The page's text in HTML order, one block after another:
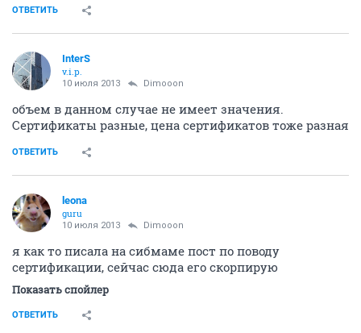
ОТВЕТИТЬ
InterS
v.i.p.
10 июля 2013 Dimooon
объем в данном случае не имеет значения.
Сертификаты разные, цена сертификатов тоже разная
ОТВЕТИТЬ
leona
guru
10 июля 2013 Dimooon
я как то писала на сибмаме пост по поводу
сертификации, сейчас сюда его скорпирую
Показать спойлер
ОТВЕТИТЬ